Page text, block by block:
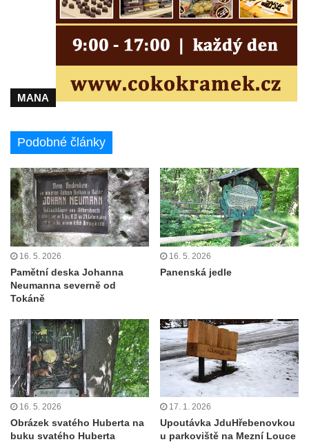
MANA
Podobné články
16. 5. 2026
Pamětní deska Johanna
Neumanna severně od
Tokáně
16. 5. 2026
Panenská jedle
16. 5. 2026
Obrázek svatého Huberta na
buku svatého Huberta
17. 1. 2026
Upoutávka JduHřebenovkou
u parkoviště na Mezní Louce